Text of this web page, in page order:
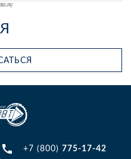
+7 (800) 775-17-42